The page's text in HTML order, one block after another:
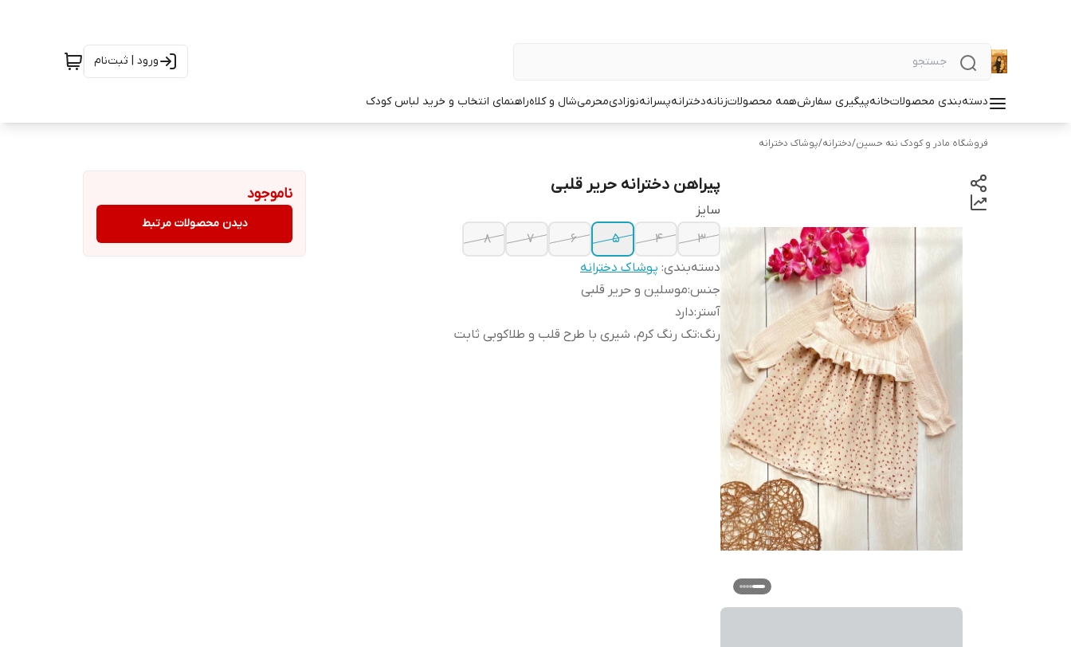
ورود | ثبت‌نام
دسته‌بندی محصولاتخانهپیگیری سفارشهمه محصولاتزنانهدخترانهپسرانهنوزادیمحرمیشال و کلاهراهنمای انتخاب و خرید لباس کودک
فروشگاه مادر و کودک ننه حسین/دخترانه/پوشاک دخترانه
پیراهن دخترانه حریر قلبی
سایز
۳
۴ ۵ ۶ ۷
۸
دسته‌بندی: پوشاک دخترانه
جنس:موسلین و حریر قلبی
آستر :دارد
رنگ:تک رنگ کرم، شیری با طرح قلب و طلاکوبی ثابت
ناموجود
دیدن محصولات مرتبط